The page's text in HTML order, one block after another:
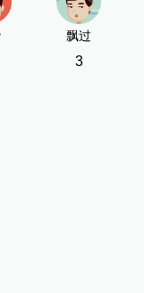
飘过
3